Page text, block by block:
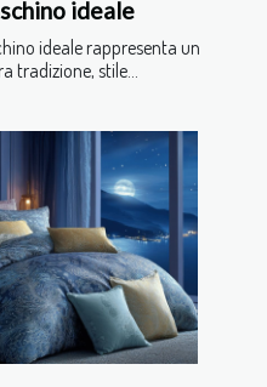
ideale
ideale rappresenta un
tradizione, stile...